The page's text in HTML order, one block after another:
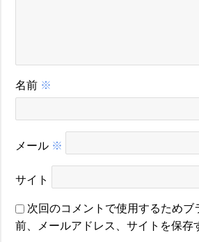
名前 ※
メール ※
サイト
次回のコメントで使用するためブ
前、メールアドレス、サイトを保存